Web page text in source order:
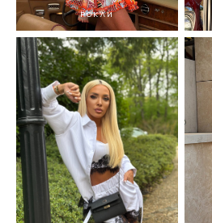
РОКЛИ